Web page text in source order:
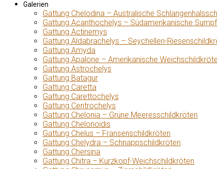
Galerien
Gattung Chelodina – Australische
Gattung Acanthochelys – Südamerikanische
Gattung Actinemys
Gattung Aldabrachelys – Seychellen-
Gattung Amyda
Gattung Apalone – Amerikanische
Gattung Astrochelys
Gattung Batagur
Gattung Caretta
Gattung Carettochelys
Gattung Centrochelys
Gattung Chelonia – Grüne Meeresschildkröten
Gattung Chelonoidis
Gattung Chelus – Fransenschildkröten
Gattung Chelydra – Schnappschildkröten
Gattung Chersina
Gattung Chitra – Kurzkopf-Weichschildkröten